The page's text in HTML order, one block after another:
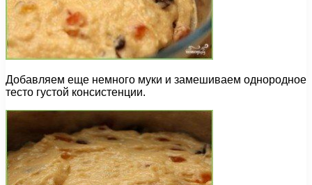
Добавляем еще немного муки и замешиваем однородное
тесто густой консистенции.